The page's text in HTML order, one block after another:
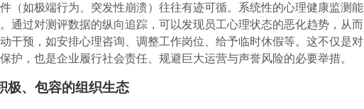
（如极端行为、突发性崩溃）往往有迹可循。系统性的心理健康监测能
通过对测评数据的纵向追踪，可以发现员工心理状态的恶化趋势，从而
干预，如安排心理咨询、调整工作岗位、给予临时休假等。这不仅是对
护，也是企业履行社会责任、规避巨大运营与声誉风险的必要举措。
极、包容的组织生态